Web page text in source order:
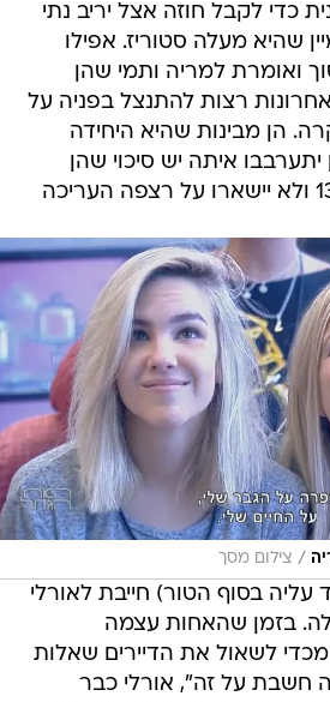
כדי לקבל חוזה אצל יריב נתי
שהיא מעלה סטוריז. אפילו
ואומרת למריה ותמי שהן
רצות להתנצל בפניה על
הן מבינות שהיא היחידה
יתערבבו איתה יש סיכוי שהן
יכנסו לפרק בערוץ 13 ולא יישארו על רצפה העריכה
/ צילום מסך
עליה בסוף הטור) חייבת לאורלי
בזמן שהאחות עצמה
לשאול את הדיירים שאלות
חשבת על זה", אורלי כבר